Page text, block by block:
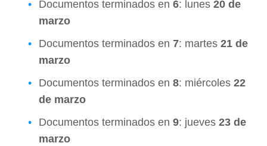
Documentos terminados en 6: lunes 20 de
marzo
Documentos terminados en 7: martes 21 de
marzo
Documentos terminados en 8: miércoles 22
de marzo
Documentos terminados en 9: jueves 23 de
marzo